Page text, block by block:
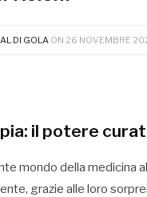
DI GOLA ON 26 NOVEMBRE
il potere
mondo della medicina
grazie alle loro